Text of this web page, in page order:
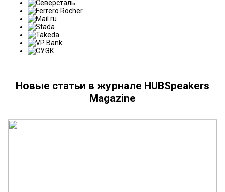
Новые статьи в журнале HUBSpeakers
Magazine